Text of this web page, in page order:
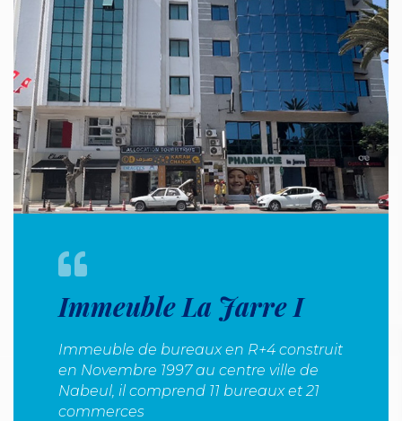
Immeuble La Jarre I
Immeuble de bureaux en R+4 construit
en Novembre 1997 au centre ville de
Nabeul, il comprend 11 bureaux et 21
commerces